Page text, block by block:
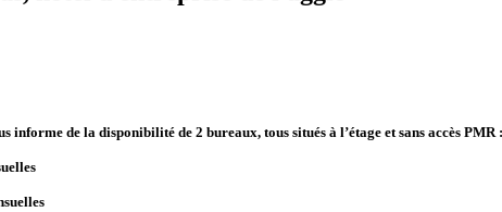
de la disponibilité de 2 bureaux, tous situés à l’étage et sans accès PMR :